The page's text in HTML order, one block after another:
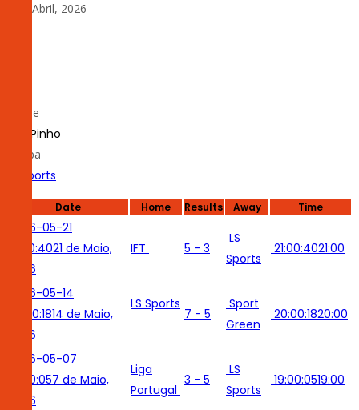
8 de Abril, 2026
Nome
Luís Pinho
Equipa
LS Sports
Date Home Results Away Time
2026-05-21
21:00:4021 de Maio,
2026
IFT 5 - 3
LS
Sports
21:00:4021:00
2026-05-14
20:00:1814 de Maio,
2026
LS Sports
7 - 5
Sport
Green
20:00:1820:00
2026-05-07
19:00:057 de Maio,
2026
Liga
Portugal
3 - 5
LS
Sports
19:00:0519:00